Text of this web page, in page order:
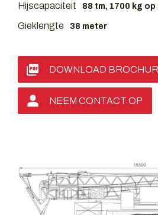
Hijscapaciteit 88 tm, 1700 kg
Gieklengte 38 meter
DOWNLOAD
NEEM CONTACT OP